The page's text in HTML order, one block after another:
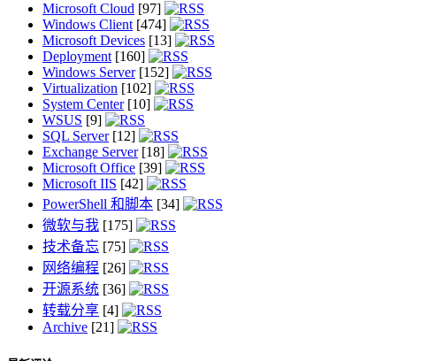
Microsoft Cloud [97]
Windows Client[474]
Microsoft Devices [13]
Deployment[160]
Windows Server[152]
Virtualization [102]
System Center[10]
WSUS [9]
SQL Server[12]
Exchange Server[18]
Microsoft Office [39]
Microsoft IIS [42]
PowerShell 和脚本 [34]
微软与我 [175]
技术备忘 [75]
网络编程 [26]
开源系统 [36]
转载分享 [4]
Archive [21]